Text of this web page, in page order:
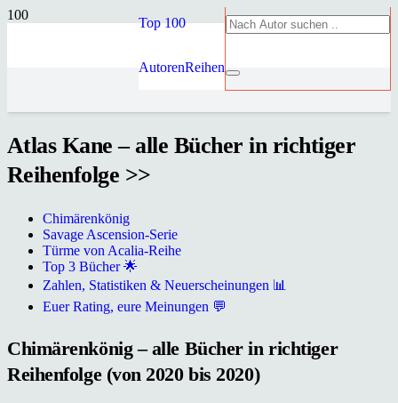
Top 100
AutorenReihen
Atlas Kane – alle Bücher in richtiger
Reihenfolge >>
Chimärenkönig
Savage Ascension-Serie
Türme von Acalia-Reihe
Top 3 Bücher 🌟
Zahlen, Statistiken & Neuerscheinungen 📊
Euer Rating, eure Meinungen 💬
Chimärenkönig – alle Bücher in richtiger
Reihenfolge (von 2020 bis 2020)